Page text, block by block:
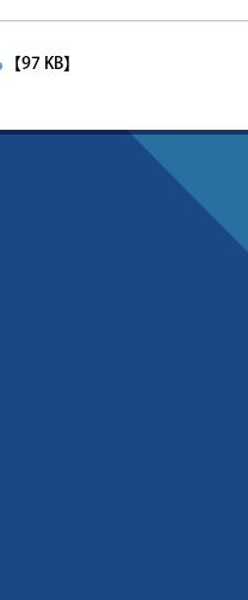
【97 KB】